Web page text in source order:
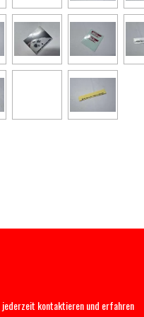
jederzeit kontaktieren und erfahren